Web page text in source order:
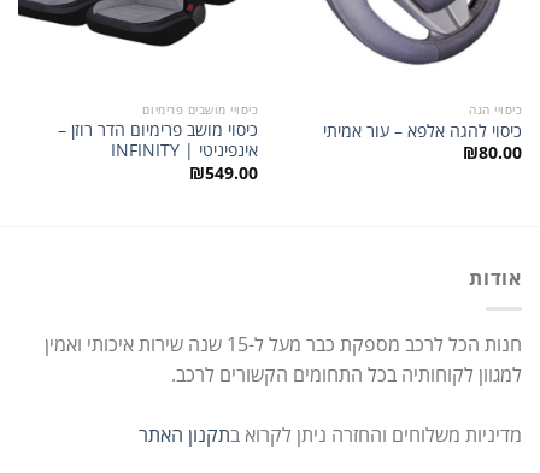
כיסויי הגה
כיסוי להגה אלפא – עור אמיתי
₪80.00
כיסויי מושבים פרימיום
כיסוי מושב פרימיום הדר רוזן –
אינפיניטי | INFINITY
₪549.00
אודות
חנות הכל לרכב מספקת כבר מעל ל-15 שנה שירות איכותי ואמין
למגוון לקוחותיה בכל התחומים הקשורים לרכב.
מדיניות משלוחים והחזרה ניתן לקרוא בתקנון האתר